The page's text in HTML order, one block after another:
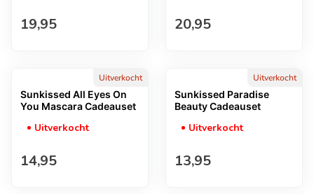
Normale prijs
19,95 Normale prijs
20,95
Uitverkocht
Sunkissed All Eyes On
You Mascara Cadeauset
Uitverkocht
Normale prijs
14,95
Uitverkocht
Sunkissed Paradise
Beauty Cadeauset
Uitverkocht
Normale prijs
13,95